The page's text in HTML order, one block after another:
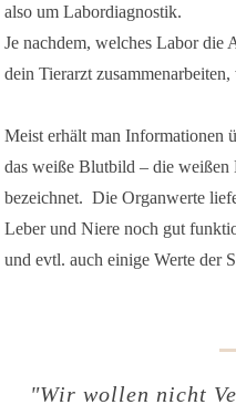
also um Labordiagnostik.
Je nachdem, welches Labor die
dein Tierarzt
Meist erhält man Informationen
das weiße Blutbild – die
bezeichnet. Die Organwerte
Leber und Niere noch gut
und evtl. auch einige Werte der
"Wir wollen nicht